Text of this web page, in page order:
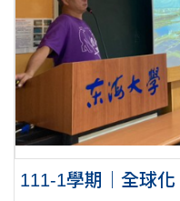
111-1學期｜全球